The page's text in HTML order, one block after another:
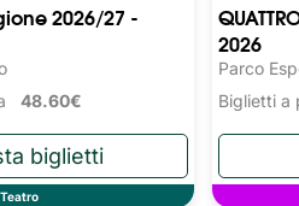
2026/27 -
48.60€
Teatro
2026
Parco
Biglietti a